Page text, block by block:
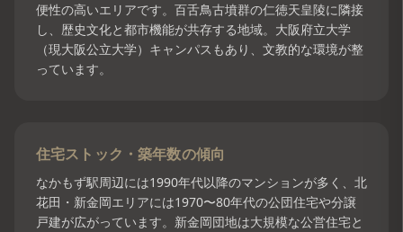
便性の高いエリアです。百舌鳥古墳群の仁徳天皇陵に隣接
し、歴史文化と都市機能が共存する地域。大阪府立大学
（現大阪公立大学）キャンパスもあり、文教的な環境が整
っています。
住宅ストック・築年数の傾向
なかもず駅周辺には1990年代以降のマンションが多く、北
花田・新金岡エリアには1970〜80年代の公団住宅や分譲
戸建が広がっています。新金岡団地は大規模な公営住宅と